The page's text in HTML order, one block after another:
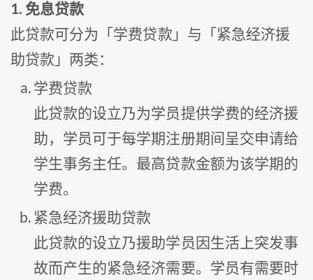
1. 免息贷款
此贷款可分为「学费贷款」与「紧急经济援
助贷款」两类：
学费贷款
此贷款的设立乃为学员提供学费的经济援
助，学员可于每学期注册期间呈交申请给
学生事务主任。最高贷款金额为该学期的
学费。
紧急经济援助贷款
此贷款的设立乃援助学员因生活上突发事
故而产生的紧急经济需要。学员有需要时